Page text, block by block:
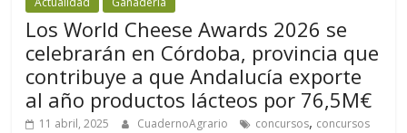
Los World Cheese Awards 2026 se
celebrarán en Córdoba, provincia que
contribuye a que Andalucía exporte
al año productos lácteos por 76,5M€
11 abril, 2025 CuadernoAgrario concursos, concursos